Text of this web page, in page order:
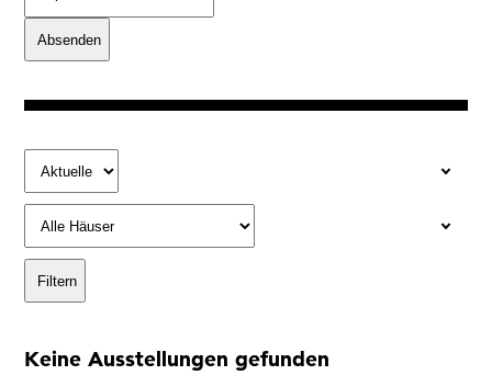
Keine Ausstellungen gefunden
Ja, ich bin damit einverstanden, dass das
angegebenen Informationen speichert, um mir den
Newsletter zusenden zu können. Ich kann diese
Zustimmung jederzeit widerrufen und die
Informationen aus den Systemen des